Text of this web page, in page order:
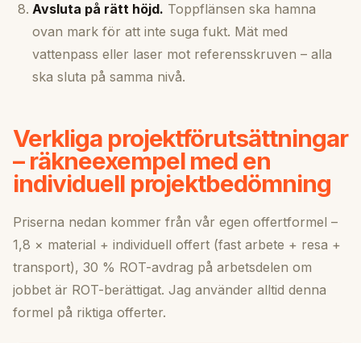
Avsluta på rätt höjd. Toppflänsen ska hamna
ovan mark för att inte suga fukt. Mät med
vattenpass eller laser mot referensskruven – alla
ska sluta på samma nivå.
Verkliga projektförutsättningar
– räkneexempel med en
individuell projektbedömning
Priserna nedan kommer från vår egen offertformel –
1,8 × material + individuell offert (fast arbete + resa +
transport), 30 % ROT-avdrag på arbetsdelen om
jobbet är ROT-berättigat. Jag använder alltid denna
formel på riktiga offerter.